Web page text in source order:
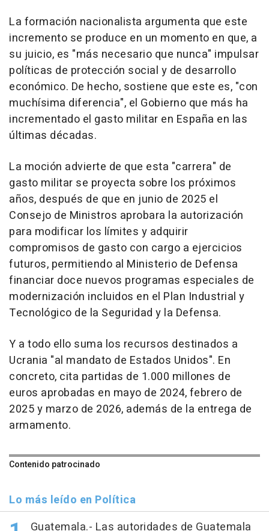
La formación nacionalista argumenta que este
incremento se produce en un momento en que, a
su juicio, es "más necesario que nunca" impulsar
políticas de protección social y de desarrollo
económico. De hecho, sostiene que este es, "con
muchísima diferencia", el Gobierno que más ha
incrementado el gasto militar en España en las
últimas décadas.
La moción advierte de que esta "carrera" de
gasto militar se proyecta sobre los próximos
años, después de que en junio de 2025 el
Consejo de Ministros aprobara la autorización
para modificar los límites y adquirir
compromisos de gasto con cargo a ejercicios
futuros, permitiendo al Ministerio de Defensa
financiar doce nuevos programas especiales de
modernización incluidos en el Plan Industrial y
Tecnológico de la Seguridad y la Defensa.
Y a todo ello suma los recursos destinados a
Ucrania "al mandato de Estados Unidos". En
concreto, cita partidas de 1.000 millones de
euros aprobadas en mayo de 2024, febrero de
2025 y marzo de 2026, además de la entrega de
armamento.
Contenido patrocinado
Lo más leído en Política
Guatemala.- Las autoridades de Guatemala